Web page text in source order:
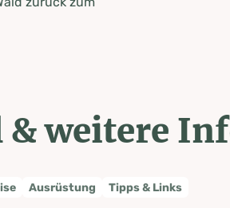
weitere
Ausrüstung Tipps & Links